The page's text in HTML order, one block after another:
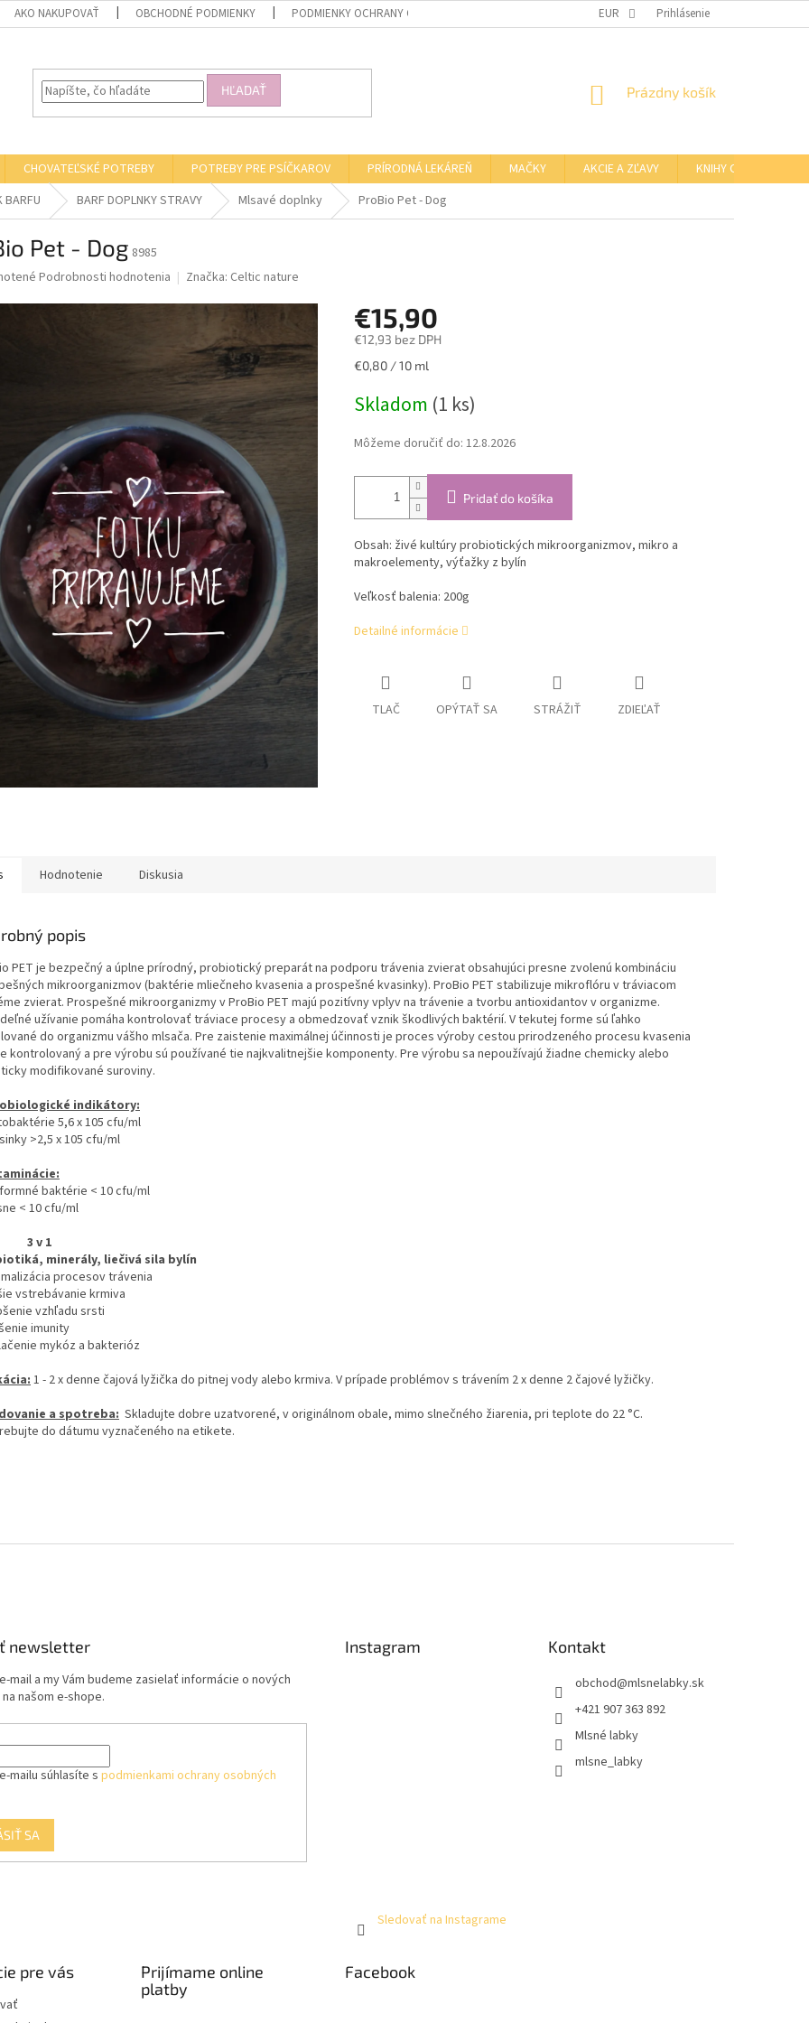
AKO NAKUPOVAŤ OBCHODNÉ PODMIENKY PODMIENKY OCHRANY OSOBNÝCH ÚDAJOV OTVÁRACIE HODINY KAMENNEJ PREDAJNE
EUR Prihlásenie
HĽADAŤ
NÁKUPNÝ
Prázdny košík
CHOVATEĽSKÉ POTREBY POTREBY PRE PSÍČKAROV PRÍRODNÁ LEKÁREŇ MAČKY AKCIE A ZĽAVY
KNIHY O BARFE
BARFU BARF DOPLNKY STRAVY Mlsavé doplnky ProBio Pet - Dog
Pet - Dog 8985
Podrobnosti hodnotenia Značka: Celtic nature
€15,90
€12,93 bez DPH
Jednotková
€0,80 / 10 ml
Skladom (1 ks)
Môžeme doručiť do: 12.8.2026
Pridať do košíka
Obsah: živé kultúry probiotických mikroorganizmov, mikro a
makroelementy, výťažky z bylín
Veľkosť balenia: 200g
Detailné informácie
TLAČ OPÝTAŤ SA STRÁŽIŤ ZDIEĽAŤ
Hodnotenie Diskusia
popis
PET je bezpečný a úplne prírodný, probiotický preparát na podporu trávenia zvierat obsahujúci presne zvolenú kombináciu
mikroorganizmov (baktérie mliečneho kvasenia a prospešné kvasinky). ProBio PET stabilizuje mikroflóru v tráviacom
zvierat. Prospešné mikroorganizmy v ProBio PET majú pozitívny vplyv na trávenie a tvorbu antioxidantov v organizme.
užívanie pomáha kontrolovať tráviace procesy a obmedzovať vznik škodlivých baktérií. V tekutej forme sú ľahko
do organizmu vášho mlsača. Pre zaistenie maximálnej účinnosti je proces výroby cestou prirodzeného procesu kvasenia
kontrolovaný a pre výrobu sú používané tie najkvalitnejšie komponenty. Pre výrobu sa nepoužívajú žiadne chemicky alebo
modifikované suroviny.
indikátory:
5,6 x 105 cfu/ml
>2,5 x 105 cfu/ml
baktérie < 10 cfu/ml
< 10 cfu/ml
3 v 1
minerály, liečivá sila bylín
procesov trávenia
vstrebávanie krmiva
vzhľadu srsti
imunity
mykóz a bakterióz
1 - 2 x denne čajová lyžička do pitnej vody alebo krmiva. V prípade problémov s trávením 2 x denne 2 čajové lyžičky.
a spotreba: Skladujte dobre uzatvorené, v originálnom obale, mimo slnečného žiarenia, pri teplote do 22 °C.
do dátumu vyznačeného na etikete.
newsletter
mail a my Vám budeme zasielať informácie o nových
našom e-shope.
mailu súhlasíte s podmienkami ochrany osobných
SA
Instagram
Sledovať na Instagrame
Kontakt
obchod@mlsnelabky.sk
+421 907 363 892
Mlsné labky
mlsne_labky
pre vás
Prijímame online
platby
Facebook